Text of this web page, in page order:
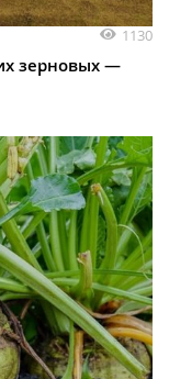
1130
зерновых —